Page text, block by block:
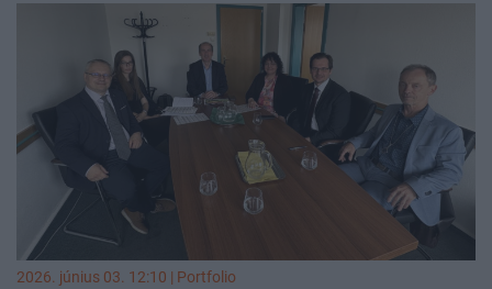
adott interjúban. A politikus a gyógyszerügyi szabályozás
uniós átalakítását emelte ki kiemelt feladatként, miközben
hangsúlyozta, hogy a korlátozott források mellett a
pénzügyi mozgástér bővítése és a hatékonyabb
felhasználás a két legfontosabb cél. Az interjúban
személyes hangon beszélt korábbi daganatos betegségéről
is, amelyből tízéves túlélőként került ki.
2026. június 03. 12:10 | Portfolio